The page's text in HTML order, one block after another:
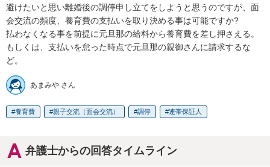
避けたいと思い離婚後の調停申し立てをしようと思うのですが、面
会交流の頻度、養育費の支払いを取り決める事は可能ですか?
払わなくなる事を前提に元旦那の給料から養育費を差し押さえる。
もしくは、支払いを怠った時点で元旦那の親御さんに請求するな
ど。
あまみや さん
養育費 親子交流（面会交流） 調停 連帯保証人
弁護士からの回答タイムライン